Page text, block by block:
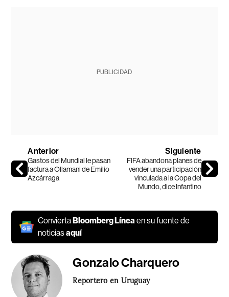
PUBLICIDAD
Anterior
Gastos del Mundial le pasan
factura a Ollamani de Emilio
Azcárraga
Siguiente
FIFA abandona planes de
vender una participación
vinculada a la Copa del
Mundo, dice Infantino
ConviertaBloomberg Líneaen su fuente de
noticiasaquí
Gonzalo Charquero
Reportero en Uruguay